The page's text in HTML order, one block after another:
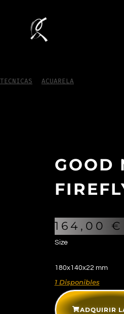
TECNICAS ACUARELA
GOOD
164,00 €
Size
180x140x22 mm
1 Disponibles
ADQUIRIR